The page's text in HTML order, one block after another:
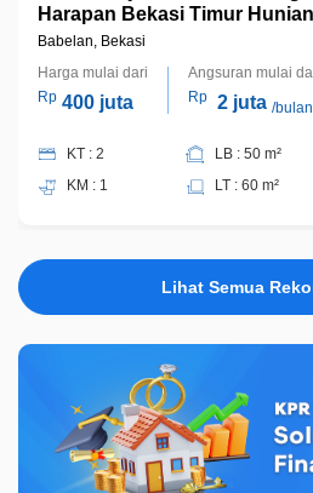
Harapan Bekasi Timur Hunian
Nyaman
Babelan, Bekasi
Harga mulai dari
Rp 400 juta
Angsuran mulai
Rp 2 juta /bulan
KT : 2
KM : 1
LB : 50 m²
LT : 60 m²
Lihat Semua